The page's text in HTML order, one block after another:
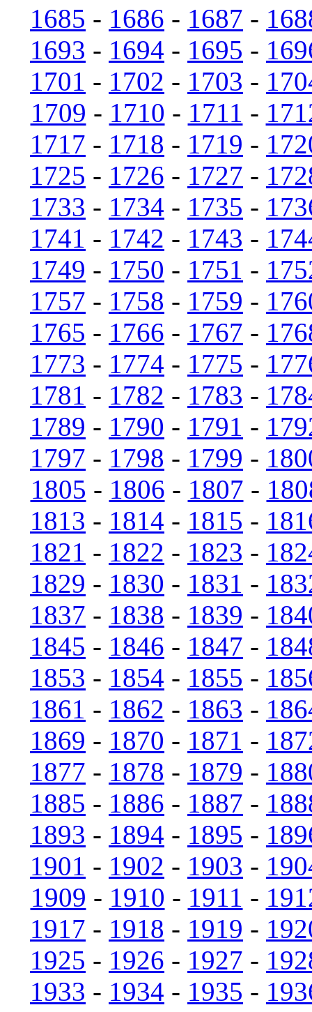
1685 - 1686 - 1687 -
1693 - 1694 - 1695 -
1701 - 1702 - 1703 -
1709 - 1710 - 1711 -
1717 - 1718 - 1719 -
1725 - 1726 - 1727 -
1733 - 1734 - 1735 -
1741 - 1742 - 1743 -
1749 - 1750 - 1751 -
1757 - 1758 - 1759 -
1765 - 1766 - 1767 -
1773 - 1774 - 1775 -
1781 - 1782 - 1783 -
1789 - 1790 - 1791 -
1797 - 1798 - 1799 -
1805 - 1806 - 1807 -
1813 - 1814 - 1815 -
1821 - 1822 - 1823 -
1829 - 1830 - 1831 -
1837 - 1838 - 1839 -
1845 - 1846 - 1847 -
1853 - 1854 - 1855 -
1861 - 1862 - 1863 -
1869 - 1870 - 1871 -
1877 - 1878 - 1879 -
1885 - 1886 - 1887 -
1893 - 1894 - 1895 -
1901 - 1902 - 1903 -
1909 - 1910 - 1911 -
1917 - 1918 - 1919 -
1925 - 1926 - 1927 -
1933 - 1934 - 1935 -